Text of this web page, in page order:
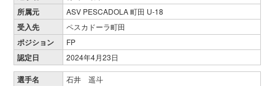
所属元 ASV PESCADOLA 町田 U-18
受入先 ペスカドーラ町田
ポジション FP
認定日 2024年4月23日
選手名 石井 遥斗